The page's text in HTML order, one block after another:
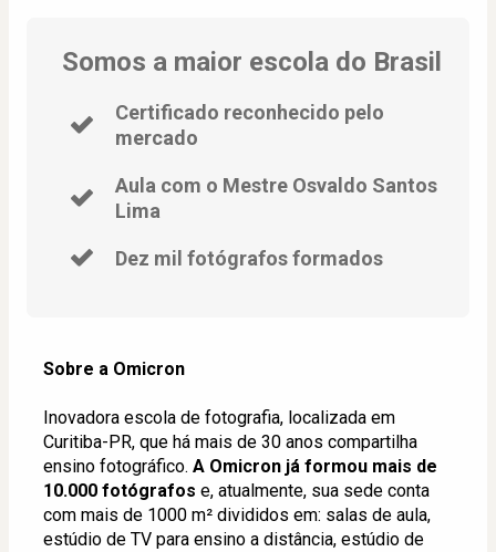
Somos a maior escola do Brasil
Certificado reconhecido pelo
mercado
Aula com o Mestre Osvaldo Santos
Lima
Dez mil fotógrafos formados
Sobre a Omicron
Inovadora escola de fotografia, localizada em
Curitiba-PR, que há mais de 30 anos compartilha
ensino fotográfico. A Omicron já formou mais de
10.000 fotógrafos e, atualmente, sua sede conta
com mais de 1000 m² divididos em: salas de aula,
estúdio de TV para ensino a distância, estúdio de